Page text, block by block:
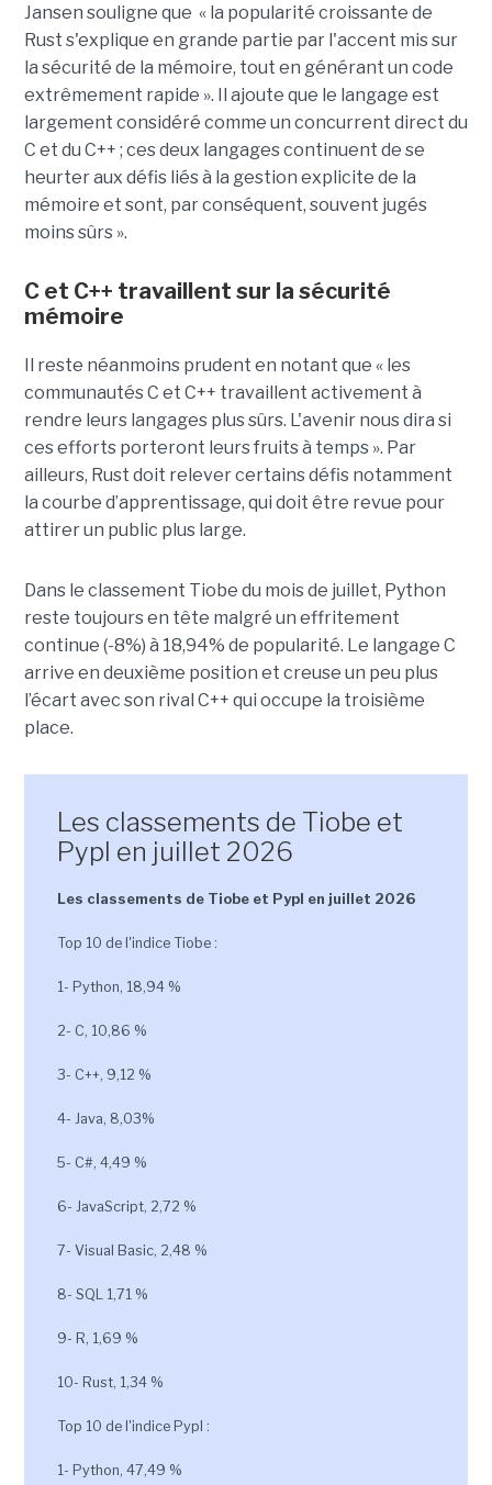
Jansen souligne que « la popularité croissante de
Rust s'explique en grande partie par l'accent mis sur
la sécurité de la mémoire, tout en générant un code
extrêmement rapide ». Il ajoute que le langage est
largement considéré comme un concurrent direct du
C et du C++ ; ces deux langages continuent de se
heurter aux défis liés à la gestion explicite de la
mémoire et sont, par conséquent, souvent jugés
moins sûrs ».
C et C++ travaillent sur la sécurité
mémoire
Il reste néanmoins prudent en notant que « les
communautés C et C++ travaillent activement à
rendre leurs langages plus sûrs. L'avenir nous dira si
ces efforts porteront leurs fruits à temps ». Par
ailleurs, Rust doit relever certains défis notamment
la courbe d’apprentissage, qui doit être revue pour
attirer un public plus large.
Dans le classement Tiobe du mois de juillet, Python
reste toujours en tête malgré un effritement
continue (-8%) à 18,94% de popularité. Le langage C
arrive en deuxième position et creuse un peu plus
l’écart avec son rival C++ qui occupe la troisième
place.
Les classements de Tiobe et
Pypl en juillet 2026
Les classements de Tiobe et Pypl en juillet 2026
Top 10 de l'indice Tiobe :
1- Python, 18,94 %
2- C, 10,86 %
3- C++, 9,12 %
4- Java, 8,03%
5- C#, 4,49 %
6- JavaScript, 2,72 %
7- Visual Basic, 2,48 %
8- SQL 1,71 %
9- R, 1,69 %
10- Rust, 1,34 %
Top 10 de l'indice Pypl :
1- Python, 47,49 %